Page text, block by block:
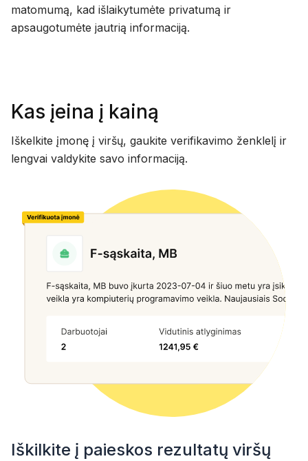
matomumą, kad išlaikytumėte privatumą ir
apsaugotumėte jautrią informaciją.
Kas įeina į kainą
Iškelkite įmonę į viršų, gaukite verifikavimo ženklelį ir
lengvai valdykite savo informaciją.
Iškilkite į paieskos rezultatų viršų